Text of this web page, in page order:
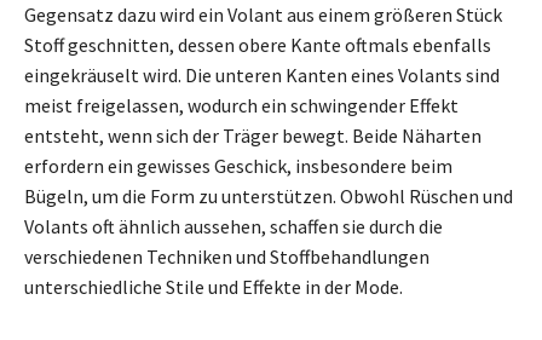
Gegensatz dazu wird ein Volant aus einem größeren Stück
Stoff geschnitten, dessen obere Kante oftmals ebenfalls
eingekräuselt wird. Die unteren Kanten eines Volants sind
meist freigelassen, wodurch ein schwingender Effekt
entsteht, wenn sich der Träger bewegt. Beide Näharten
erfordern ein gewisses Geschick, insbesondere beim
Bügeln, um die Form zu unterstützen. Obwohl Rüschen und
Volants oft ähnlich aussehen, schaffen sie durch die
verschiedenen Techniken und Stoffbehandlungen
unterschiedliche Stile und Effekte in der Mode.